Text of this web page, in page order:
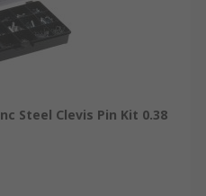
Steel Clevis Pin Kit 0.38